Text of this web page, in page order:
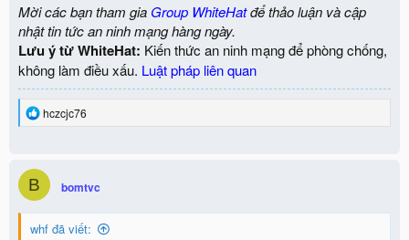
Mời các bạn tham gia Group WhiteHatđể thảo luận và cập
nhật tin tức an ninh mạng hàng ngày.
Lưu ý từ WhiteHat: Kiến thức an ninh mạng để phòng chống,
không làm điều xấu. Luật pháp liên quan
R
t
o
n
s
hczcjc76
B bomtvc
whf đã viết: